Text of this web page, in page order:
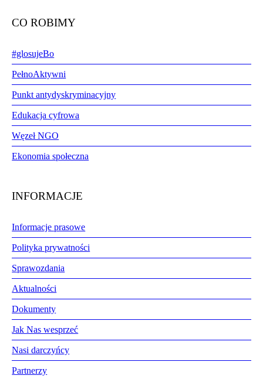
CO ROBIMY
#glosujeBo
PełnoAktywni
Punkt antydyskryminacyjny
Edukacja cyfrowa
Węzeł NGO
Ekonomia społeczna
INFORMACJE
Informacje prasowe
Polityka prywatności
Sprawozdania
Aktualności
Dokumenty
Jak Nas wesprzeć
Nasi darczyńcy
Partnerzy